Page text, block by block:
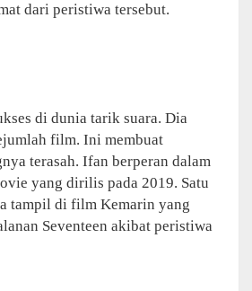
dari peristiwa tersebut.
di dunia tarik suara. Dia
film. Ini membuat
terasah. Ifan berperan dalam
yang dirilis pada 2019. Satu
tampil di film Kemarin yang
Seventeen akibat peristiwa